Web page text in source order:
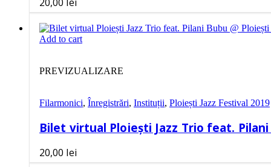
Add to cart
PREVIZUALIZARE
Filarmonici, Înregistrări, Instituții, Ploiești Jazz Festival 2019
Bilet virtual Ploiești Jazz Trio feat. Pilani
20,00 lei